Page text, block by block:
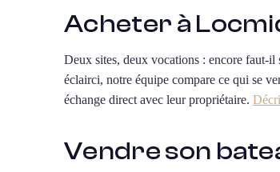
Acheter à
Deux sites, deux vocations : encore faut-
éclairci, notre équipe compare ce qui se
échange direct avec leur propriétaire.
Vendre son